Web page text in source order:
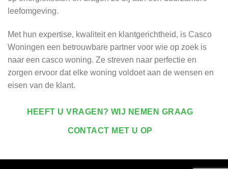
leefomgeving.
Met hun expertise, kwaliteit en klantgerichtheid, is Casco
Woningen een betrouwbare partner voor wie op zoek is
naar een casco woning. Ze streven naar perfectie en
zorgen ervoor dat elke woning voldoet aan de wensen en
eisen van de klant.
HEEFT U VRAGEN? WIJ NEMEN GRAAG
CONTACT MET U OP